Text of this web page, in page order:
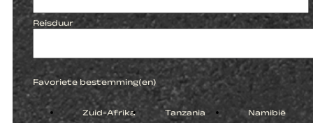
Reisduur
Favoriete bestemming(en)
Zuid-Afrika Tanzania Namibië